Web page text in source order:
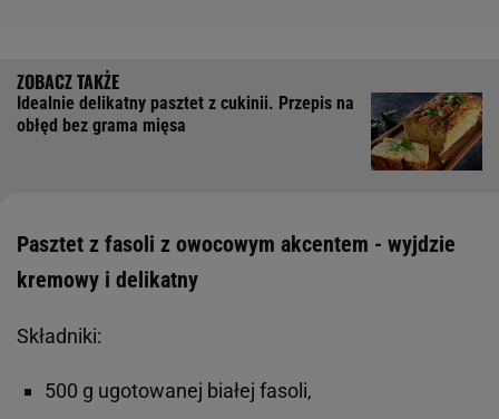
Idealnie delikatny pasztet z cukinii. Przepis na
obłęd bez grama mięsa
Pasztet z fasoli z owocowym akcentem - wyjdzie
kremowy i delikatny
Składniki:
500 g ugotowanej białej fasoli,